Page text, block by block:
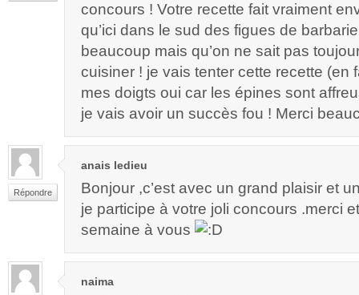
concours ! Votre recette fait vraiment
qu’ici dans le sud des figues de
beaucoup mais qu’on ne sait pas
cuisiner ! je vais tenter cette recette (en
mes doigts oui car les épines sont
je vais avoir un succès fou ! Merci
Répondre
anais ledieu
Bonjour ,c’est avec un grand plaisir et
je participe à votre joli concours .merci
semaine à vous
naima